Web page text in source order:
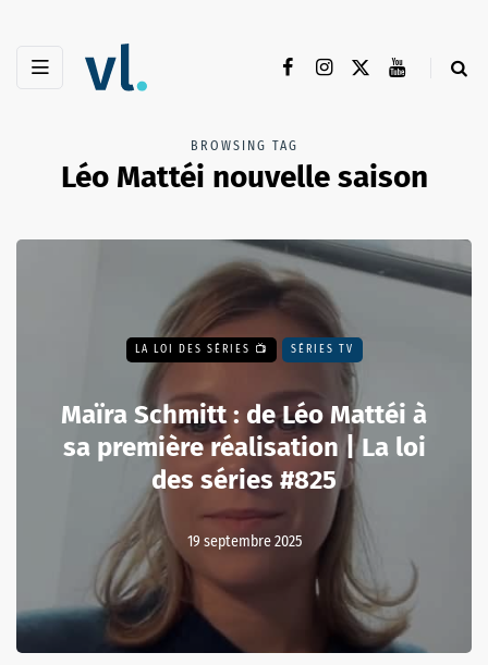
BROWSING TAG
Léo Mattéi nouvelle saison
LA LOI DES SÉRIES 📺 SÉRIES TV
Maïra Schmitt : de Léo Mattéi à
sa première réalisation | La loi
des séries #825
19 septembre 2025